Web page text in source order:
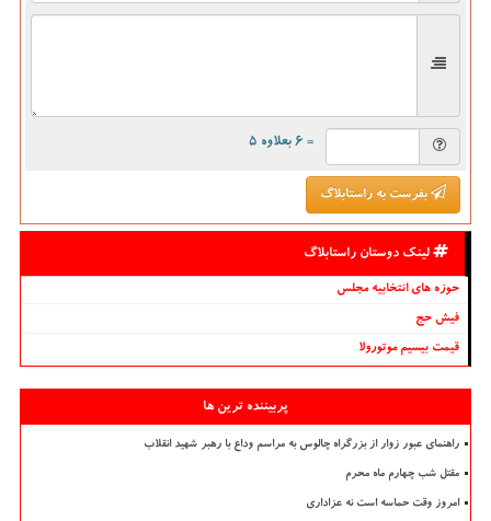
= ۶ بعلاوه ۵
بفرست به راستابلاگ
لینک دوستان راستابلاگ
حوزه های انتخابیه مجلس
فیش حج
قیمت بیسیم موتورولا
پربیننده ترین ها
راهنمای عبور زوار از بزرگراه چالوس به مراسم وداع با رهبر شهید انقلاب
مقتل شب چهارم ماه محرم
امروز وقت حماسه است نه عزاداری